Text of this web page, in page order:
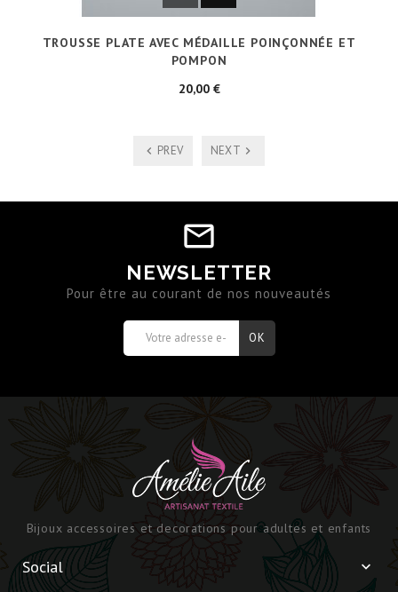
TROUSSE PLATE AVEC MÉDAILLE POINÇONNÉE ET
POMPON
20,00 €Prix
PREV NEXT
NEWSLETTER
Pour être au courant de nos nouveautés
Bijoux accessoires et decorations pour adultes et enfants
Social 